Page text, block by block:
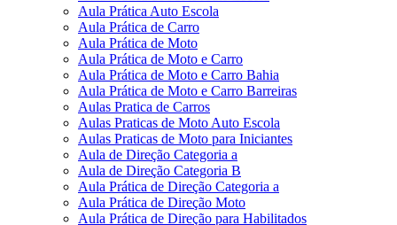
Aula Prática Auto Escola
Aula Prática de Carro
Aula Prática de Moto
Aula Prática de Moto e Carro
Aula Prática de Moto e Carro Bahia
Aula Prática de Moto e Carro Barreiras
Aulas Pratica de Carros
Aulas Praticas de Moto Auto Escola
Aulas Praticas de Moto para Iniciantes
Aula de Direção Categoria a
Aula de Direção Categoria B
Aula Prática de Direção Categoria a
Aula Prática de Direção Moto
Aula Prática de Direção para Habilitados